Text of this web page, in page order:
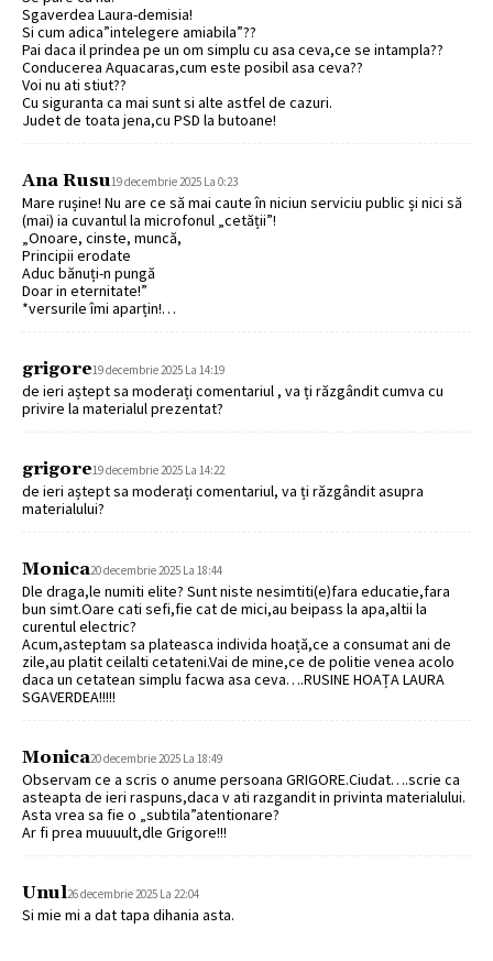
Sgaverdea Laura-demisia!
Si cum adica”intelegere amiabila”??
Pai daca il prindea pe un om simplu cu asa ceva,ce se intampla??
Conducerea Aquacaras,cum este posibil asa ceva??
Voi nu ati stiut??
Cu siguranta ca mai sunt si alte astfel de cazuri.
Judet de toata jena,cu PSD la butoane!
Ana Rusu19 decembrie 2025 La 0:23
Mare rușine! Nu are ce să mai caute în niciun serviciu public și nici să
(mai) ia cuvantul la microfonul „cetății”!
„Onoare, cinste, muncă,
Principii erodate
Aduc bănuți-n pungă
Doar in eternitate!”
*versurile îmi aparțin!…
grigore19 decembrie 2025 La 14:19
de ieri aștept sa moderați comentariul , va ți răzgândit cumva cu
privire la materialul prezentat?
grigore19 decembrie 2025 La 14:22
de ieri aștept sa moderați comentariul, va ți răzgândit asupra
materialului?
Monica20 decembrie 2025 La 18:44
Dle draga,le numiti elite? Sunt niste nesimtiti(e)fara educatie,fara
bun simt.Oare cati sefi,fie cat de mici,au beipass la apa,altii la
curentul electric?
Acum,asteptam sa plateasca individa hoață,ce a consumat ani de
zile,au platit ceilalti cetateni.Vai de mine,ce de politie venea acolo
daca un cetatean simplu facwa asa ceva….RUSINE HOAȚA LAURA
SGAVERDEA!!!!!
Monica20 decembrie 2025 La 18:49
Observam ce a scris o anume persoana GRIGORE.Ciudat….scrie ca
asteapta de ieri raspuns,daca v ati razgandit in privinta materialului.
Asta vrea sa fie o „subtila”atentionare?
Ar fi prea muuuult,dle Grigore!!!
Unul26 decembrie 2025 La 22:04
Si mie mi a dat tapa dihania asta.